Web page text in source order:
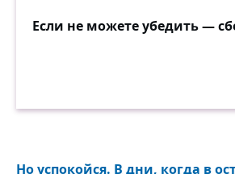
Если не можете убедить —
Но успокойся. В дни, когда в